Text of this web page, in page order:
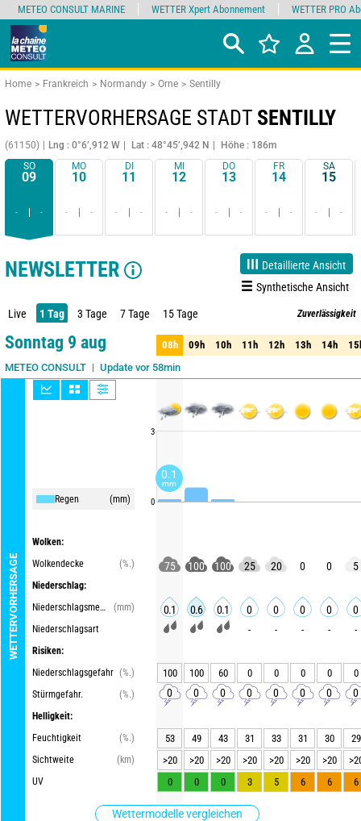
Home Frankreich Normandy Orne Sentilly
WETTERVORHERSAGE STADT SENTILLY
(61150) Lng : 0°6’,912 W Lat : 48°45’,942 N
Höhe : 186m
SO
09
- -
MO
10
- -
DI
11
- -
MI
12
- -
DO
13
- -
FR
14
- -
SA
15
- -
NEWSLETTER
Detaillierte Ansicht
Synthetische Ansicht
Live 1 Tag 3 Tage 7 Tage 15 Tage Zuverlässigkeit
90%
Sonntag 9 aug
METEO CONSULT Update vor 58min
WETTERVORHERSAGE
Regen (mm)
Wolken:
Wolkendecke
(%.)
Niederschlag:
Niederschlagsmenge
(mm)
Niederschlagsart
Risiken:
Niederschlagsgefahr (%.)
Stürmgefahr.
(%.)
Helligkeit:
Feuchtigkeit
(%.)
Sichtweite
(km)
UV
Wettermodelle vergleichen
3
0
08h 09h 10h 11h 12h 13h 14h
08h 09h 10h 11h 12h 13h 14h
75 100 100 25 20 0 0 5
0.1 0.6 0.1 0 0 0 0 0
- - - - -
100 100 60 0 0 0 0 0
0 0 0 0 0 0 0 0
53 49 43 31 33 31 30
29
>20
>20 >20 >20 >20 >20 >20
0
0 0 3 5 6 6 6
METEO CONSULT MARINE WETTER Xpert Abonnement WETTER PRO
0.1
mm